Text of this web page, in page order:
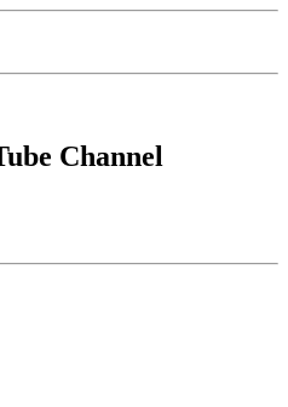
Channel